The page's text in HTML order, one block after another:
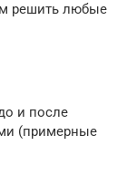
решить любые
и после
(примерные